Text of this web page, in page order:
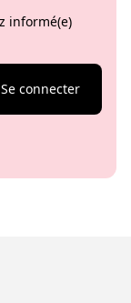
informé(e)
Se connecter